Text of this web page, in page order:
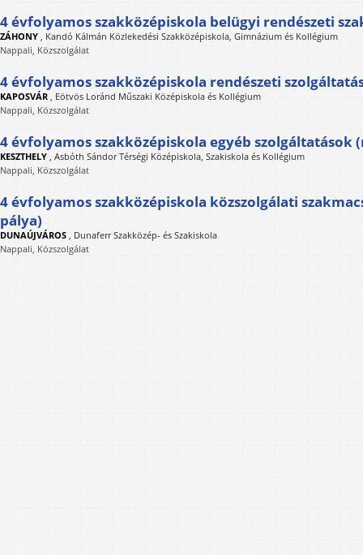
4 évfolyamos szakközépiskola belügyi rendészeti
ZÁHONY , Kandó Kálmán Közlekedési Szakközépiskola, Gimnázium és Kollégium
Nappali, Közszolgálat
4 évfolyamos szakközépiskola rendészeti
KAPOSVÁR , Eötvös Loránd Műszaki Középiskola és Kollégium
Nappali, Közszolgálat
4 évfolyamos szakközépiskola egyéb szolgáltatások
KESZTHELY , Asbóth Sándor Térségi Középiskola, Szakiskola és Kollégium
Nappali, Közszolgálat
4 évfolyamos szakközépiskola közszolgálati
pálya)
DUNAÚJVÁROS , Dunaferr Szakközép- és Szakiskola
Nappali, Közszolgálat